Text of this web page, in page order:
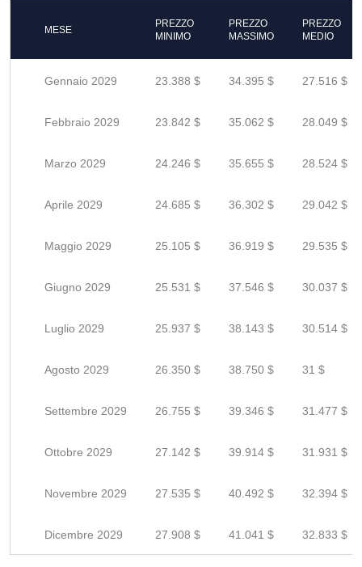
MESE
PREZZO
MINIMO
PREZZO
MASSIMO
PREZZO
MEDIO
Gennaio 2029 23.388 $ 34.395 $ 27.516 $
Febbraio 2029 23.842 $ 35.062 $ 28.049 $
Marzo 2029 24.246 $ 35.655 $ 28.524 $
Aprile 2029 24.685 $ 36.302 $ 29.042 $
Maggio 2029 25.105 $ 36.919 $ 29.535 $
Giugno 2029 25.531 $ 37.546 $ 30.037 $
Luglio 2029 25.937 $ 38.143 $ 30.514 $
Agosto 2029 26.350 $ 38.750 $ 31 $
Settembre 2029 26.755 $ 39.346 $ 31.477 $
Ottobre 2029 27.142 $ 39.914 $ 31.931 $
Novembre 2029 27.535 $ 40.492 $ 32.394 $
Dicembre 2029 27.908 $ 41.041 $ 32.833 $